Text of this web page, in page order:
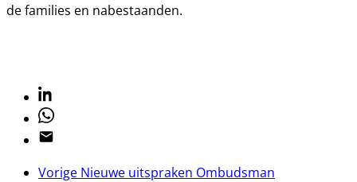
de families en nabestaanden.
Linkedin
Whatsapp
Email
Vorige Nieuwe uitspraken Ombudsman